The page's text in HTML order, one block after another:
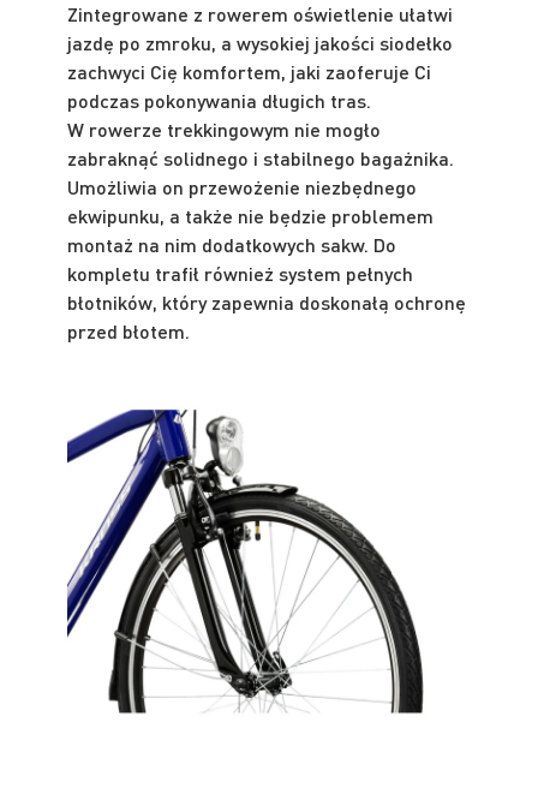
Zintegrowane z rowerem oświetlenie ułatwi
jazdę po zmroku, a wysokiej jakości siodełko
zachwyci Cię komfortem, jaki zaoferuje Ci
podczas pokonywania długich tras.
W rowerze trekkingowym nie mogło
zabraknąć solidnego i stabilnego bagażnika.
Umożliwia on przewożenie niezbędnego
ekwipunku, a także nie będzie problemem
montaż na nim dodatkowych sakw. Do
kompletu trafił również system pełnych
błotników, który zapewnia doskonałą ochronę
przed błotem.